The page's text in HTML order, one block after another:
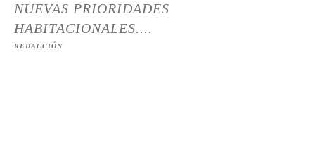
NUEVAS PRIORIDADES
HABITACIONALES....
REDACCIÓN